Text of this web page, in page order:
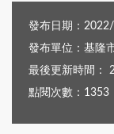
發布日期：
發布單位：基隆
最後更新時間：
點閱次數：1353